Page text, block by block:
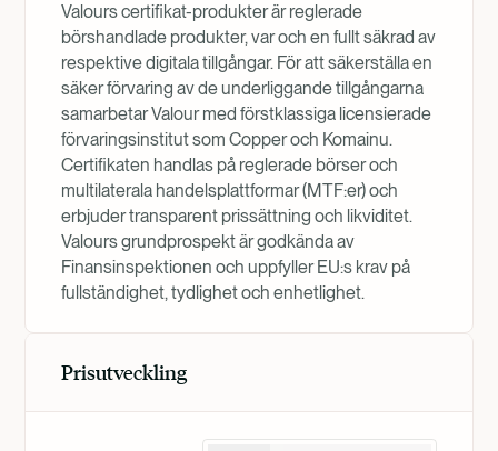
Valours certifikat-produkter är reglerade
börshandlade produkter, var och en fullt säkrad av
respektive digitala tillgångar. För att säkerställa en
säker förvaring av de underliggande tillgångarna
samarbetar Valour med förstklassiga licensierade
förvaringsinstitut som Copper och Komainu.
Certifikaten handlas på reglerade börser och
multilaterala handelsplattformar (MTF:er) och
erbjuder transparent prissättning och likviditet.
Valours grundprospekt är godkända av
Finansinspektionen och uppfyller EU:s krav på
fullständighet, tydlighet och enhetlighet.
Prisutveckling